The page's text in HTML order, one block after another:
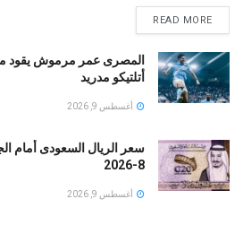
READ MORE
المصرى عمر مرموش يقود
أتلتيكو مدريد
أغسطس 9, 2026
8-2026
أغسطس 9, 2026